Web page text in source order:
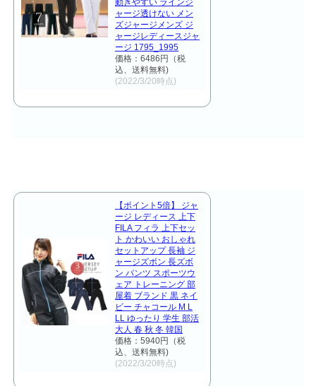
動きやすい ラインジ
ャージ透けない メン
ズジャージメンズ ジ
ャージレディースジャ
ージ 1795_1995
価格：6486円（税
込、送料無料)
(2022/3/20時点)
【ポイント5倍】 ジャ
ージ レディース 上下
FILA フィラ 上下セッ
ト かわいい おしゃれ
セットアップ 長袖 ジ
ャージズボン 長ズボ
ン パンツ スポーツウ
ェア トレーニング 部
屋着 ブランド 黒 ネイ
ビー チャコール M L
LL ゆったり 学生 部活
大人 春 秋 冬 韓国
価格：5940円（税
込、送料無料)
(2022/3/20時点)